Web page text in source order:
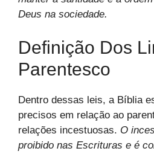
Deus na sociedade.
Definição Dos
Parentesco
Dentro dessas leis, a Bíblia
precisos em relação ao
relações incestuosas. O
proibido nas Escrituras e é